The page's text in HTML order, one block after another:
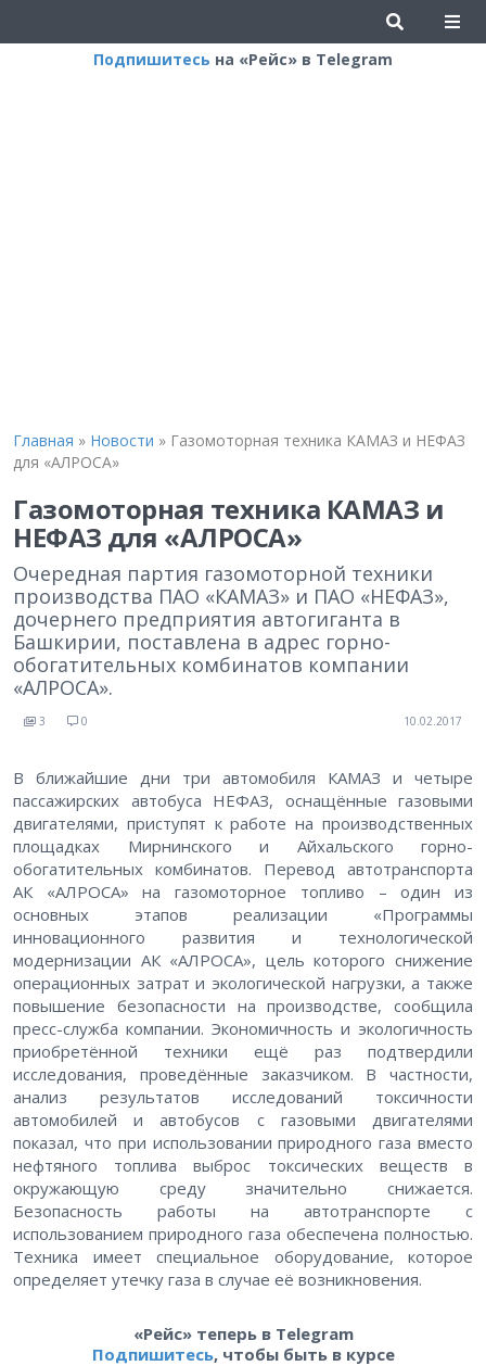
Подпишитесь на «Рейс» в Telegram
Главная » Новости » Газомоторная техника КАМАЗ и НЕФАЗ
для «АЛРОСА»
Газомоторная техника КАМАЗ и
НЕФАЗ для «АЛРОСА»
Очередная партия газомоторной техники
производства ПАО «КАМАЗ» и ПАО «НЕФАЗ»,
дочернего предприятия автогиганта в
Башкирии, поставлена в адрес горно-
обогатительных комбинатов компании
«АЛРОСА».
3 0 10.02.2017
В ближайшие дни три автомобиля КАМАЗ и четыре
пассажирских автобуса НЕФАЗ, оснащённые газовыми
двигателями, приступят к работе на производственных
площадках Мирнинского и Айхальского горно-
обогатительных комбинатов. Перевод автотранспорта
АК «АЛРОСА» на газомоторное топливо – один из
основных этапов реализации «Программы
инновационного развития и технологической
модернизации АК «АЛРОСА», цель которого снижение
операционных затрат и экологической нагрузки, а также
повышение безопасности на производстве, сообщила
пресс-служба компании. Экономичность и экологичность
приобретённой техники ещё раз подтвердили
исследования, проведённые заказчиком. В частности,
анализ результатов исследований токсичности
автомобилей и автобусов с газовыми двигателями
показал, что при использовании природного газа вместо
нефтяного топлива выброс токсических веществ в
окружающую среду значительно снижается.
Безопасность работы на автотранспорте с
использованием природного газа обеспечена полностью.
Техника имеет специальное оборудование, которое
определяет утечку газа в случае её возникновения.
«Рейс» теперь в Telegram
Подпишитесь, чтобы быть в курсе